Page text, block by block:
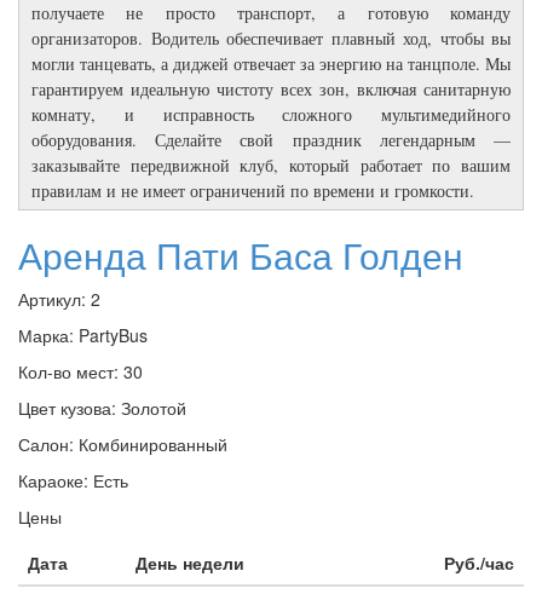
получаете не просто транспорт, а готовую команду
организаторов. Водитель обеспечивает плавный ход, чтобы вы
могли танцевать, а диджей отвечает за энергию на танцполе. Мы
гарантируем идеальную чистоту всех зон, включая санитарную
комнату, и исправность сложного мультимедийного
оборудования. Сделайте свой праздник легендарным —
заказывайте передвижной клуб, который работает по вашим
правилам и не имеет ограничений по времени и громкости.
Аренда Пати Баса Голден
Артикул: 2
Марка: PartyBus
Кол-во мест: 30
Цвет кузова: Золотой
Салон: Комбинированный
Караоке: Есть
Цены
Дата
День недели
Руб./час